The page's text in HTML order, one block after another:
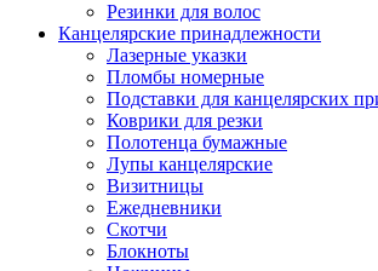
Резинки для волос
Канцелярские принадлежности
Лазерные указки
Пломбы номерные
Подставки для канцелярских
Коврики для резки
Полотенца бумажные
Лупы канцелярские
Визитницы
Ежедневники
Скотчи
Блокноты